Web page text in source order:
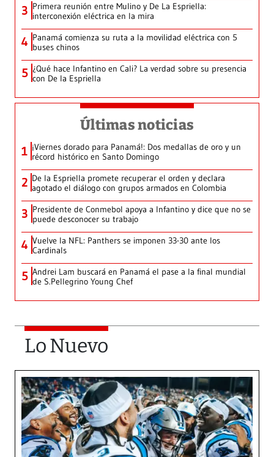
3 Primera reunión entre Mulino y De La Espriella:
interconexión eléctrica en la mira
4 Panamá comienza su ruta a la movilidad eléctrica con 5
buses chinos
5 ¿Qué hace Infantino en Cali? La verdad sobre su presencia
con De la Espriella
Últimas noticias
1 ¡Viernes dorado para Panamá!: Dos medallas de oro y un
récord histórico en Santo Domingo
2 De la Espriella promete recuperar el orden y declara
agotado el diálogo con grupos armados en Colombia
3 Presidente de Conmebol apoya a Infantino y dice que no se
puede desconocer su trabajo
4 Vuelve la NFL: Panthers se imponen 33-30 ante los
Cardinals
5 Andrei Lam buscará en Panamá el pase a la final mundial
de S.Pellegrino Young Chef
Lo Nuevo